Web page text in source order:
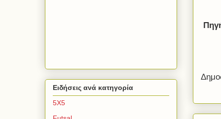
Ειδήσεις ανά κατηγορία
5Χ5